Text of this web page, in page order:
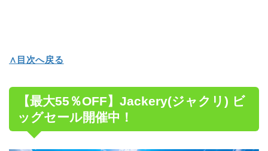
∧目次へ戻る
【最大55％OFF】Jackery(ジャクリ) ビ
ッグセール開催中！